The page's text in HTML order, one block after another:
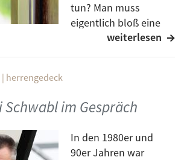
With Kindnesstun? Man muss
eigentlich bloß eine
Unterschrift setzen.
Unterschriften für einen
für faire Mieten in Bayern. Wie genau
und was eigentlich passiert
nicht durchgesetzt werden
hier in diesem Beitrag.
weiterlesen
| herrengedeck
Schwabl im Gespräch
In den 1980er und
90er Jahren war